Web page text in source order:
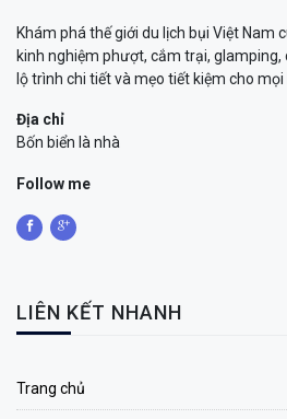
Khám phá thế giới du lịch bụi Việt Nam
kinh nghiệm phượt, cắm trại, glamping,
lộ trình chi tiết và mẹo tiết kiệm cho mọi
Địa chỉ
Bốn biển là nhà
Follow me
LIÊN KẾT NHANH
Trang chủ